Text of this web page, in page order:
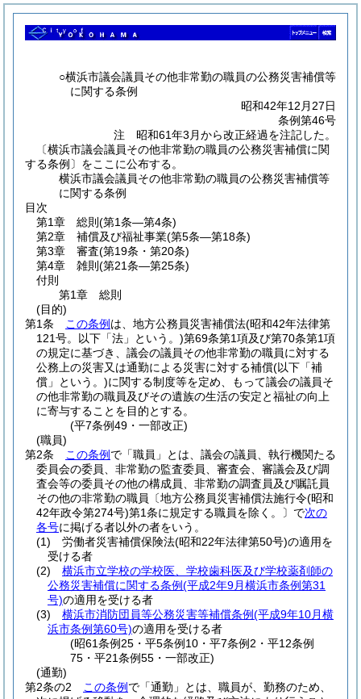
○横浜市議会議員その他非常勤の職員の公務災害補償等
に関する条例
昭和42年12月27日
条例第46号
注 昭和61年3月から改正経過を注記した。
〔横浜市議会議員その他非常勤の職員の公務災害補償に関
する条例〕をここに公布する。
横浜市議会議員その他非常勤の職員の公務災害補償等
に関する条例
目次
第1章
総則 (第1条―第4条)
第2章
補償及び福祉事業(第5条―第18条)
第3章
審査(第19条・第20条)
第4章
雑則 (第21条―第25条)
付則
第1章
総則
(目的)
第1条
この条例 は、地方公務員災害補償法(昭和42年法律第
121号。以下「法」という。)第69条第1項及び第70条第1項
の規定に基づき、議会の議員その他非常勤の職員に対する
公務上の災害又は通勤による災害に対する補償(以下「補
償」という。)に関する制度等を定め、もって議会の議員そ
の他非常勤の職員及びその遺族の生活の安定と福祉の向上
に寄与することを目的とする。
(平7条例49・一部改正)
(職員)
第2条
この条例 で「職員」とは、議会の議員、執行機関たる
委員会の委員、非常勤の監査委員、審査会、審議会及び調
査会等の委員その他の構成員、非常勤の調査員及び嘱託員
その他の非常勤の職員〔地方公務員災害補償法施行令(昭和
42年政令第274号)第1条に規定する職員を除く。 〕で次の
各号に掲げる者以外の者をいう。
(1)
労働者災害補償保険法(昭和22年法律第50号)の適用を
受ける者
(2)
横浜市立学校の学校医、学校歯科医及び学校薬剤師の
公務災害補償に関する条例(平成2年9月横浜市条例第31
号)の適用を受ける者
(3)
横浜市消防団員等公務災害等補償条例(平成9年10月横
浜市条例第60号)の適用を受ける者
(昭61条例25・平5条例10・平7条例2・平12条例
75・平21条例55・一部改正)
(通勤)
第2条の2
この条例 で「通勤」とは、職員が、勤務のため、